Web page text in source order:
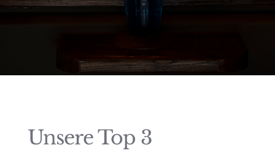
Unsere Top 3